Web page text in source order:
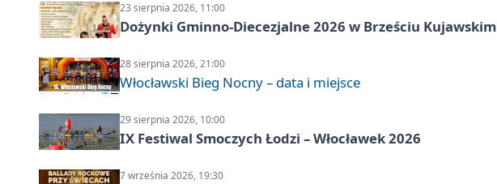
23 sierpnia 2026, 11:00
Dożynki Gminno-Diecezjalne 2026 w Brześciu Kujawskim
28 sierpnia 2026, 21:00
Włocławski Bieg Nocny – data i miejsce
29 sierpnia 2026, 10:00
IX Festiwal Smoczych Łodzi – Włocławek 2026
7 września 2026, 19:30